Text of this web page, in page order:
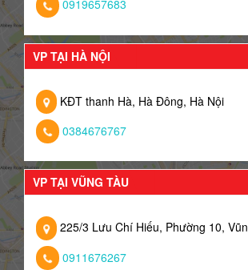
0919657683
VP TẠI HÀ NỘI
KĐT thanh Hà, Hà Đông, Hà Nội
0384676767
VP TẠI VŨNG TÀU
225/3 Lưu Chí Hiếu, Phường 10,
0911676267